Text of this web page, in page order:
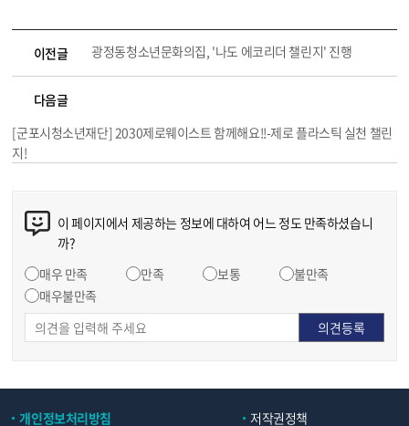
이전글 광정동청소년문화의집, '나도 에코리더 챌린지' 진행
다음글
[군포시청소년재단] 2030제로웨이스트 함께해요!!-제로 플라스틱 실천 챌린
지!
이 페이지에서 제공하는 정보에 대하여 어느 정도 만족하셨습니
까?
매우 만족
만족 보통
불만족
매우불만족
개인정보처리방침 저작권정책